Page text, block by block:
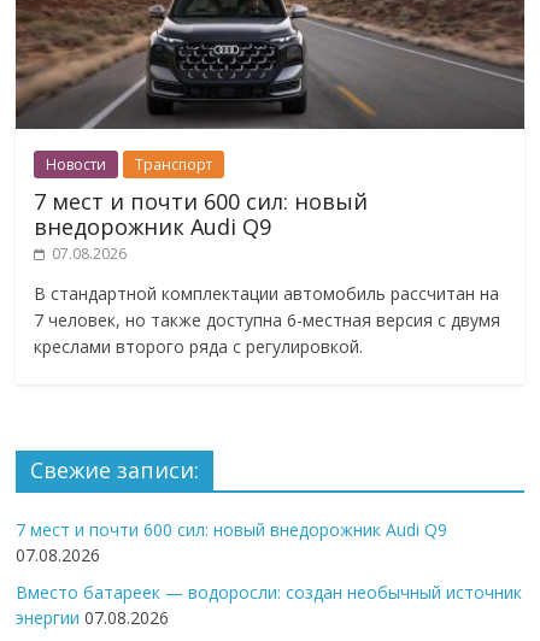
Новости Транспорт
7 мест и почти 600 сил: новый
внедорожник Audi Q9
07.08.2026
В стандартной комплектации автомобиль рассчитан на
7 человек, но также доступна 6-местная версия с двумя
креслами второго ряда с регулировкой.
Свежие записи:
7 мест и почти 600 сил: новый внедорожник Audi Q9
07.08.2026
Вместо батареек — водоросли: создан необычный источник
энергии 07.08.2026